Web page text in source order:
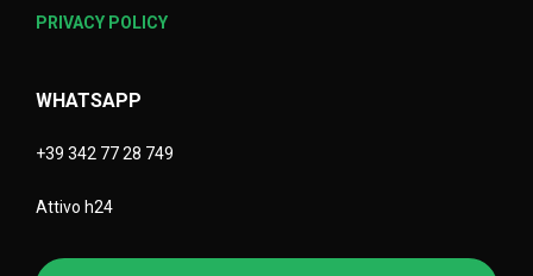
PRIVACY POLICY
WHATSAPP
+39 342 77 28 749
Attivo h24